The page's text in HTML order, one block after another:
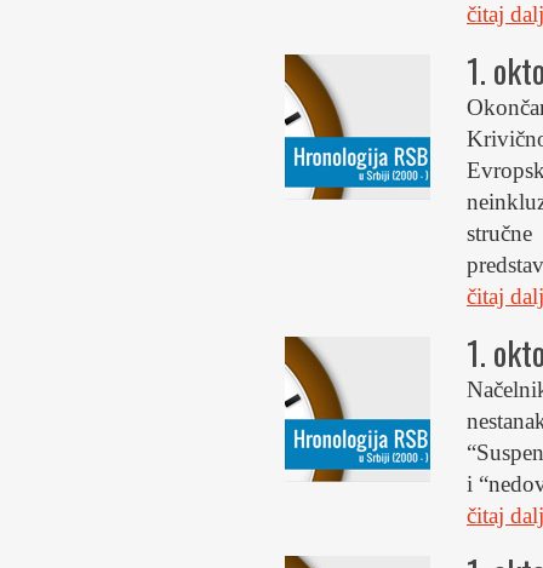
čitaj
1.
čitaj
1.
i
čitaj